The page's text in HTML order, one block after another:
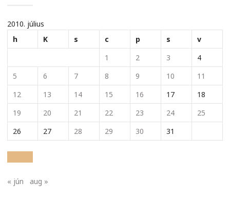
2010. július
h
K s c p s
v
1
2 3
4
5
6 7 8 9 10
11
12
13 14 15 16 17
18
19
20 21 22 23 24
25
26
27 28 29 30 31
« jún aug »